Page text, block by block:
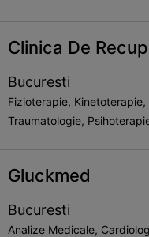
Clinica De
Bucuresti
Fizioterapie,
Traumatologie,
Gluckmed
Bucuresti
Analize Medicale,